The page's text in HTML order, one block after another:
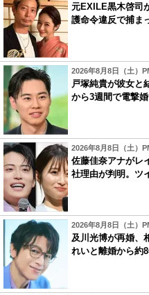
元EXILE黒木啓司
護命令違反で捕ま
2026年8月8日（土）
戸塚純貴が彼女と
から3週間で電撃
2026年8月8日（土）
佐藤佳奈アナがレ
社理由が判明。ツ
2026年8月8日（土）
及川光博が再婚、
れいと離婚から約